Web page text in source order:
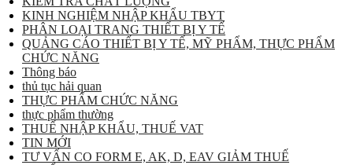
KINH NGHIỆM NHẬP KHẨU TBYT
PHÂN LOẠI TRANG THIẾT BỊ Y TẾ
QUẢNG CÁO THIẾT BỊ Y TẾ, MỸ PHẨM, THỰC PHẨM
CHỨC NĂNG
Thông báo
thủ tục hải quan
THỰC PHẨM CHỨC NĂNG
thực phẩm thường
THUẾ NHẬP KHẨU, THUẾ VAT
TIN MỚI
TƯ VẤN CO FORM E, AK, D, EAV GIẢM THUẾ